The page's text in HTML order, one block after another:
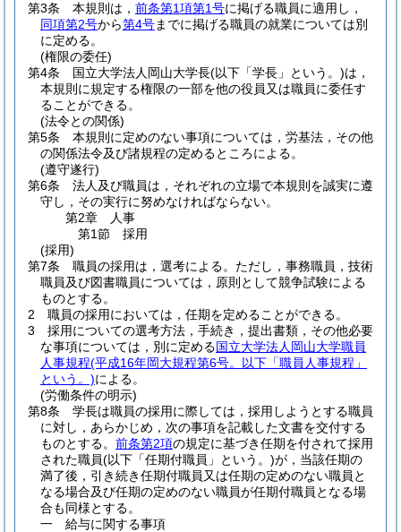
第3条
本規則は， 前条第1項第1号に掲げる職員に適用し，
同項第2号から第4号までに掲げる職員の就業については別
に定める。
(権限の委任)
第4条
国立大学法人岡山大学長(以下「学長」という。)は，
本規則に規定する権限の一部を他の役員又は職員に委任す
ることができる。
(法令との関係)
第5条
本規則に定めのない事項については，労基法，その他
の関係法令及び諸規程の定めるところによる。
(遵守遂行)
第6条
法人及び職員は，それぞれの立場で本規則を誠実に遵
守し，その実行に努めなければならない。
第2章
人事
第1節
採用
(採用)
第7条
職員の採用は，選考による。 ただし，事務職員，技術
職員及び図書職員については，原則として競争試験による
ものとする。
2
職員の採用においては，任期を定めることができる。
3
採用についての選考方法，手続き，提出書類，その他必要
な事項については，別に定める国立大学法人岡山大学職員
人事規程(平成16年岡大規程第6号。以下「職員人事規程」
という。)による。
(労働条件の明示)
第8条
学長は職員の採用に際しては，採用しようとする職員
に対し，あらかじめ，次の事項を記載した文書を交付する
ものとする。 前条第2項の規定に基づき任期を付されて採用
された職員(以下「任期付職員」という。)が，当該任期の
満了後，引き続き任期付職員又は任期の定めのない職員と
なる場合及び任期の定めのない職員が任期付職員となる場
合も同様とする。
一
給与に関する事項